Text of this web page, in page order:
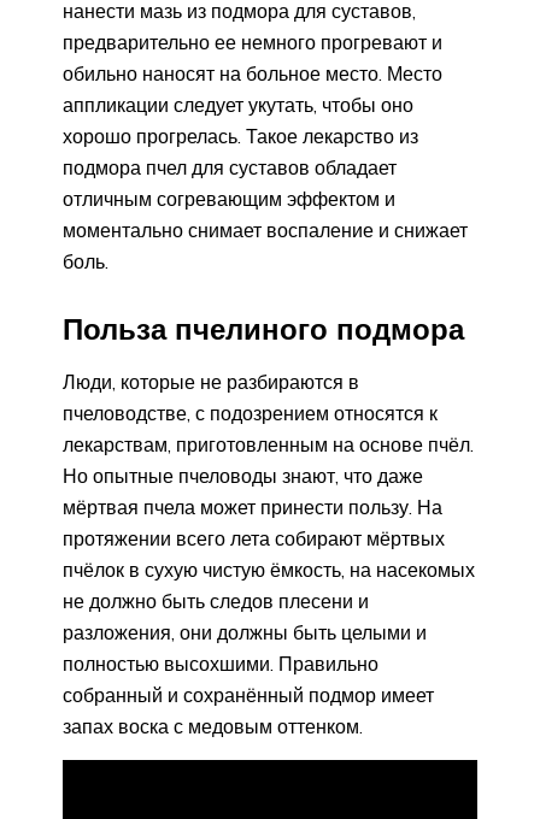
нанести мазь из подмора для суставов,
предварительно ее немного прогревают и
обильно наносят на больное место. Место
аппликации следует укутать, чтобы оно
хорошо прогрелась. Такое лекарство из
подмора пчел для суставов обладает
отличным согревающим эффектом и
моментально снимает воспаление и снижает
боль.
Польза пчелиного подмора
Люди, которые не разбираются в
пчеловодстве, с подозрением относятся к
лекарствам, приготовленным на основе пчёл.
Но опытные пчеловоды знают, что даже
мёртвая пчела может принести пользу. На
протяжении всего лета собирают мёртвых
пчёлок в сухую чистую ёмкость, на насекомых
не должно быть следов плесени и
разложения, они должны быть целыми и
полностью высохшими. Правильно
собранный и сохранённый подмор имеет
запах воска с медовым оттенком.